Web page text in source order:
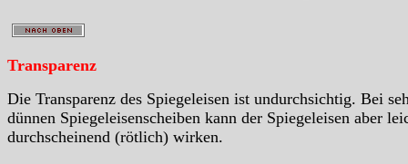
Transparenz
Die Transparenz des Spiegeleisen ist undurchsichtig. Bei
dünnen Spiegeleisenscheiben kann der Spiegeleisen aber
durchscheinend (rötlich) wirken.